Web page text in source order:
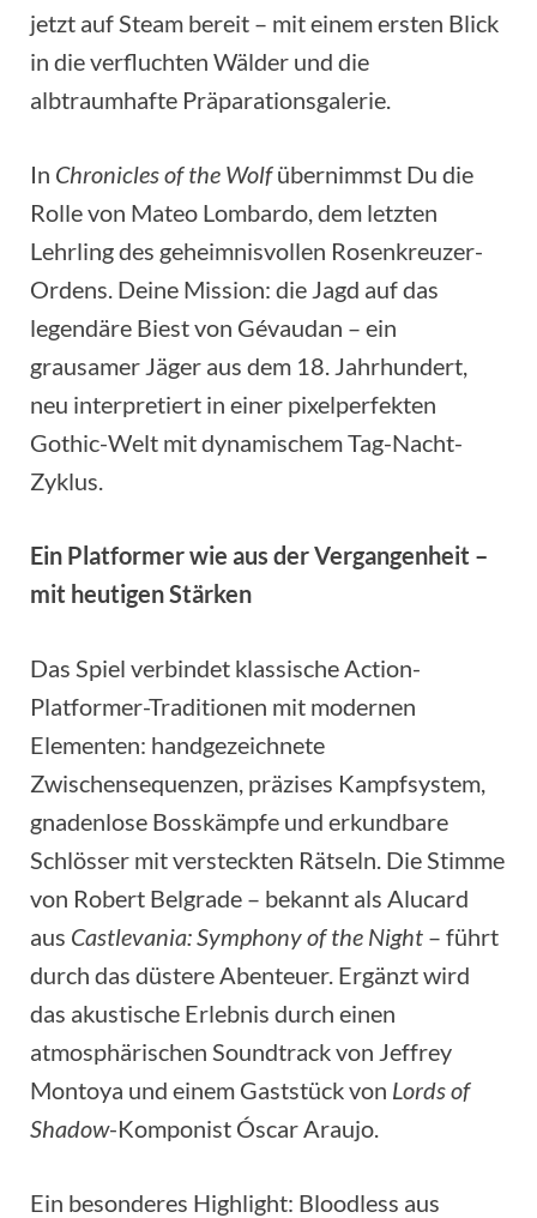
jetzt auf Steam bereit – mit einem ersten Blick
in die verfluchten Wälder und die
albtraumhafte Präparationsgalerie.
In Chronicles of the Wolfübernimmst Du die
Rolle von Mateo Lombardo, dem letzten
Lehrling des geheimnisvollen Rosenkreuzer-
Ordens. Deine Mission: die Jagd auf das
legendäre Biest von Gévaudan – ein
grausamer Jäger aus dem 18. Jahrhundert,
neu interpretiert in einer pixelperfekten
Gothic-Welt mit dynamischem Tag-Nacht-
Zyklus.
Ein Platformer wie aus der Vergangenheit –
mit heutigen Stärken
Das Spiel verbindet klassische Action-
Platformer-Traditionen mit modernen
Elementen: handgezeichnete
Zwischensequenzen, präzises Kampfsystem,
gnadenlose Bosskämpfe und erkundbare
Schlösser mit versteckten Rätseln. Die Stimme
von Robert Belgrade – bekannt als Alucard
aus Castlevania: Symphony of the Night – führt
durch das düstere Abenteuer. Ergänzt wird
das akustische Erlebnis durch einen
atmosphärischen Soundtrack von Jeffrey
Montoya und einem Gaststück von Lords of
Shadow-Komponist Óscar Araujo.
Ein besonderes Highlight: Bloodless aus